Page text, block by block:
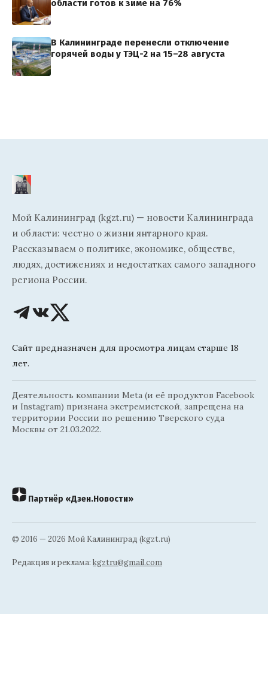
области готов к зиме на 76%
В Калининграде перенесли отключение
горячей воды у ТЭЦ-2 на 15–28 августа
Мой Калининград (kgzt.ru) — новости Калининграда
и области: честно о жизни янтарного края.
Рассказываем о политике, экономике, обществе,
людях, достижениях и недостатках самого западного
региона России.
Сайт предназначен для просмотра лицам старше 18
лет.
Деятельность компании Meta (и её продуктов Facebook
и Instagram) признана экстремистской, запрещена на
территории России по решению Тверского суда
Москвы от 21.03.2022.
Партнёр «Дзен.Новости»
© 2016 — 2026 Мой Калининград (kgzt.ru)
Редакция и реклама: kgztru@gmail.com